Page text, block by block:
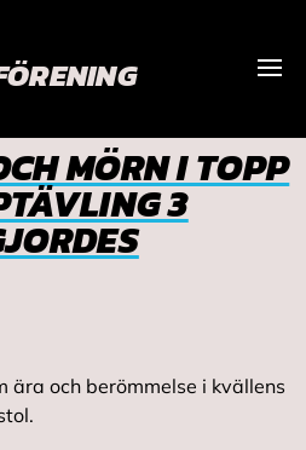
MÖRN I TOPP
3
ära och berömmelse i kvällens